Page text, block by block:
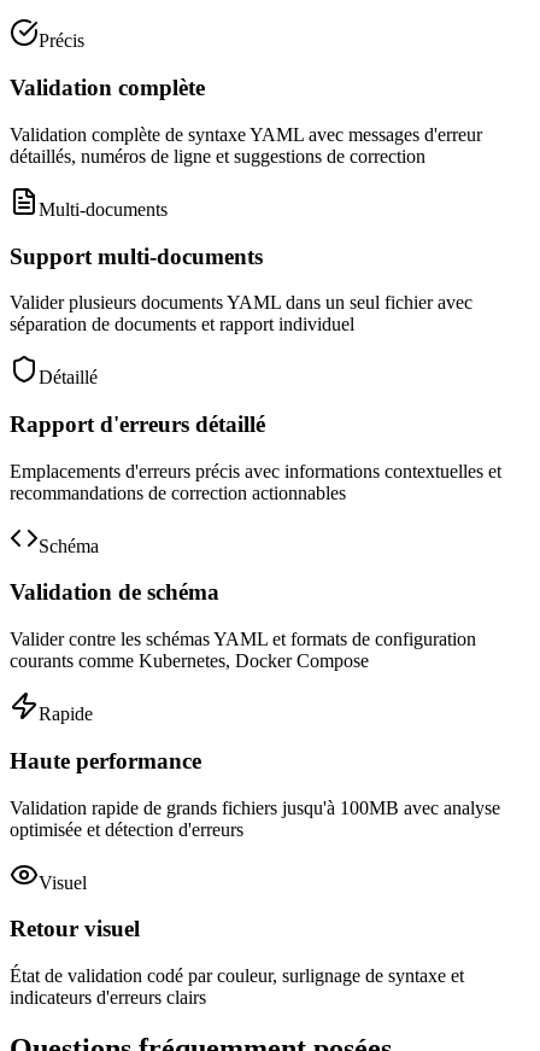
Précis
Validation complète
Validation complète de syntaxe YAML avec messages d'erreur
détaillés, numéros de ligne et suggestions de correction
Multi-documents
Support multi-documents
Valider plusieurs documents YAML dans un seul fichier avec
séparation de documents et rapport individuel
Détaillé
Rapport d'erreurs détaillé
Emplacements d'erreurs précis avec informations contextuelles et
recommandations de correction actionnables
Schéma
Validation de schéma
Valider contre les schémas YAML et formats de configuration
courants comme Kubernetes, Docker Compose
Rapide
Haute performance
Validation rapide de grands fichiers jusqu'à 100MB avec analyse
optimisée et détection d'erreurs
Visuel
Retour visuel
État de validation codé par couleur, surlignage de syntaxe et
indicateurs d'erreurs clairs